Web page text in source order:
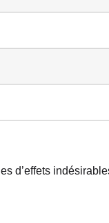
d’effets